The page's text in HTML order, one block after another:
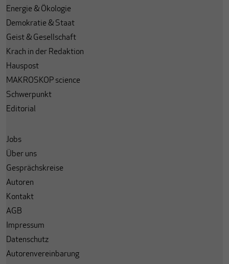
Energie & Ökologie
Demokratie & Staat
Geist & Gesellschaft
Krach in der Redaktion
Hauspost
MAKROSKOP science
Schwerpunkt
Editorial
Jobs
Über uns
Gesprächskreise
Autoren
Kontakt
AGB
Impressum
Datenschutz
Autorenvereinbarung